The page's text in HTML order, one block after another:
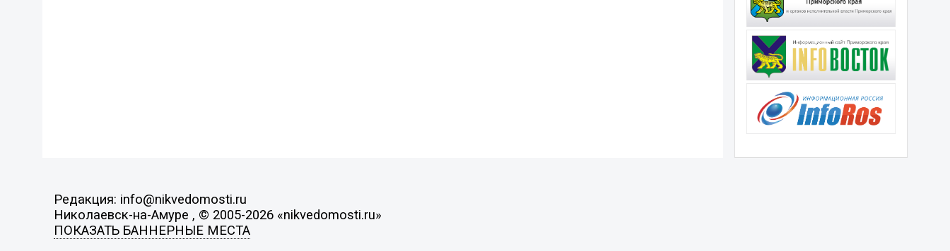
Редакция: info@nikvedomosti.ru
Николаевск-на-Амуре , © 2005-2026 «nikvedomosti.ru»
ПОКАЗАТЬ БАННЕРНЫЕ МЕСТА